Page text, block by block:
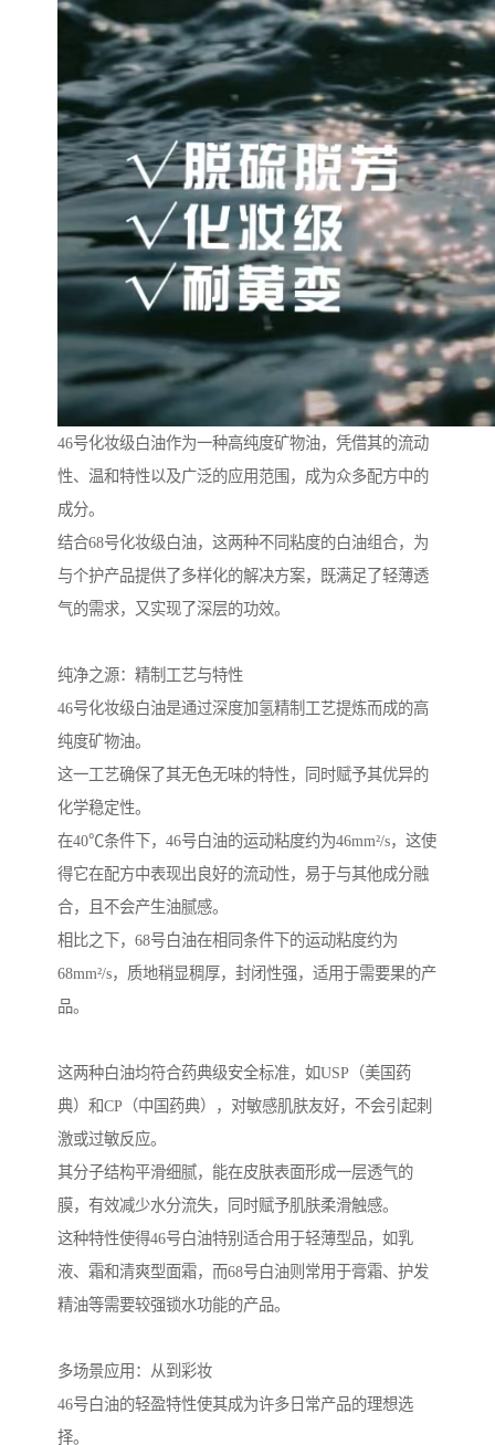
46号化妆级白油作为一种高纯度矿物油，凭借其的流动
性、温和特性以及广泛的应用范围，成为众多配方中的
成分。
结合68号化妆级白油，这两种不同粘度的白油组合，为
与个护产品提供了多样化的解决方案，既满足了轻薄透
气的需求，又实现了深层的功效。
纯净之源：精制工艺与特性
46号化妆级白油是通过深度加氢精制工艺提炼而成的高
纯度矿物油。
这一工艺确保了其无色无味的特性，同时赋予其优异的
化学稳定性。
在40℃条件下，46号白油的运动粘度约为46mm²/s，这使
得它在配方中表现出良好的流动性，易于与其他成分融
合，且不会产生油腻感。
相比之下，68号白油在相同条件下的运动粘度约为
68mm²/s，质地稍显稠厚，封闭性强，适用于需要果的产
品。
这两种白油均符合药典级安全标准，如USP（美国药
典）和CP（中国药典），对敏感肌肤友好，不会引起刺
激或过敏反应。
其分子结构平滑细腻，能在皮肤表面形成一层透气的
膜，有效减少水分流失，同时赋予肌肤柔滑触感。
这种特性使得46号白油特别适合用于轻薄型品，如乳
液、霜和清爽型面霜，而68号白油则常用于膏霜、护发
精油等需要较强锁水功能的产品。
多场景应用：从到彩妆
46号白油的轻盈特性使其成为许多日常产品的理想选
择。